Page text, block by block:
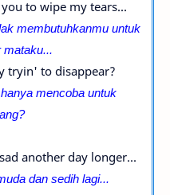
to wipe my tears...
membutuhkanmu untuk
mataku...
tryin' to disappear?
mencoba untuk
another day longer...
dan sedih lagi...